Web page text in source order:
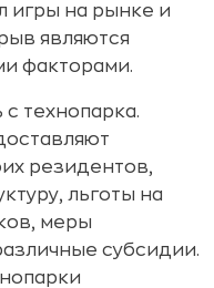
игры на рынке и
являются
факторами.
технопарка.
резидентов,
льготы на
меры
субсидии.